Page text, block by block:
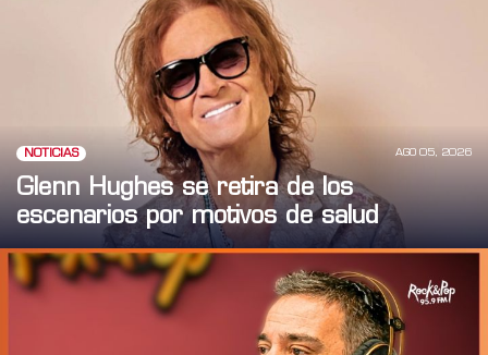
NOTICIAS AGO 05, 2026
Glenn Hughes se retira de los
escenarios por motivos de salud